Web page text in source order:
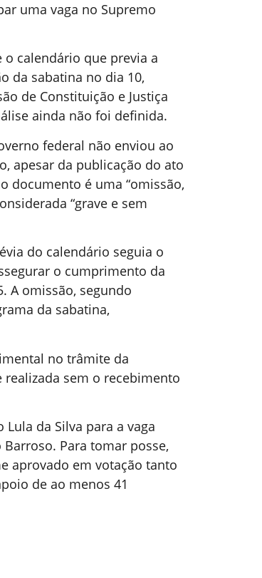
uma vaga no Supremo
calendário que previa a
da sabatina no dia 10,
de Constituição e Justiça
ainda não foi definida.
federal não enviou ao
apesar da publicação do ato
documento é uma “omissão,
“grave e sem
do calendário seguia o
o cumprimento da
A omissão, segundo
da sabatina,
no trâmite da
sem o recebimento
da Silva para a vaga
Para tomar posse,
aprovado em votação tanto
de ao menos 41